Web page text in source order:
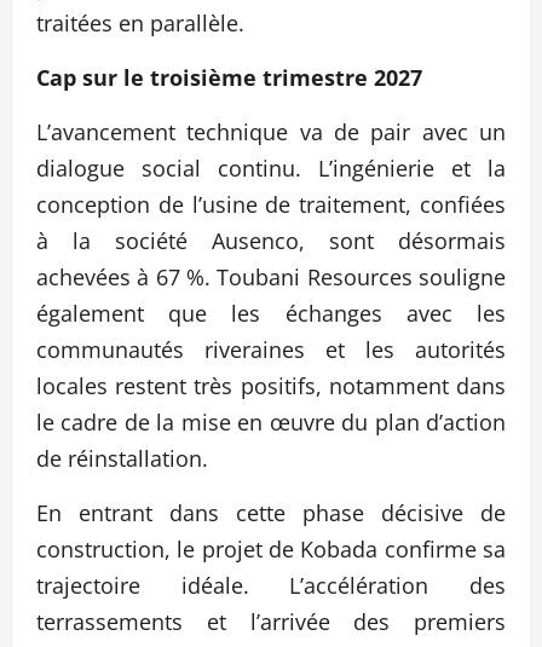
traitées en parallèle.
Cap sur le troisième trimestre 2027
L’avancement technique va de pair avec un
dialogue social continu. L’ingénierie et la
conception de l’usine de traitement, confiées
à la société Ausenco, sont désormais
achevées à 67 %. Toubani Resources souligne
également que les échanges avec les
communautés riveraines et les autorités
locales restent très positifs, notamment dans
le cadre de la mise en œuvre du plan d’action
de réinstallation.
En entrant dans cette phase décisive de
construction, le projet de Kobada confirme sa
trajectoire idéale. L’accélération des
terrassements et l’arrivée des premiers